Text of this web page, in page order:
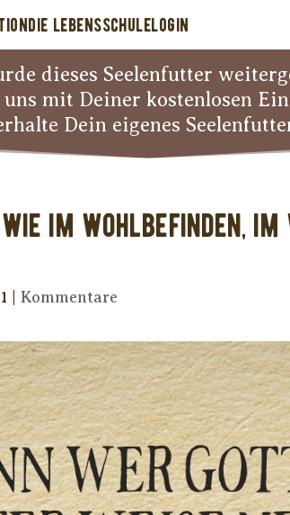
DIE LEBENSSCHULELOGIN
dieses Seelenfutter
mit Deiner kostenlosen
Dein eigenes
im Wohlbefinden, im
Kommentare